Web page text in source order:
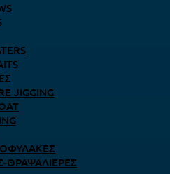
JIGGING
ΘΡΑΨΑΛΙΈΡΕΣ